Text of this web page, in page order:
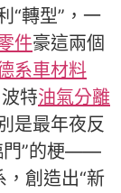
“轉型”，一
件豪這兩個
系車材料
特油氣分離
是最年夜反
門”的梗——
，創造出“新